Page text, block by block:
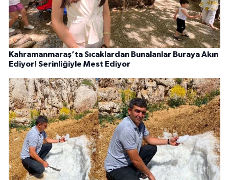
Kahramanmaraş’ta Sıcaklardan Bunalanlar Buraya Akın
Ediyor! Serinliğiyle Mest Ediyor